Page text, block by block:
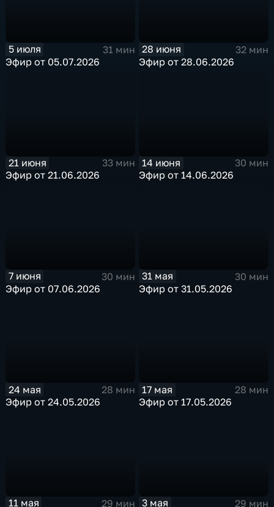
5 июля
31 мин
Эфир от 05.07.2026
28 июня
32 мин
Эфир от 28.06.2026
21 июня
33 мин
Эфир от 21.06.2026
14 июня
30 мин
Эфир от 14.06.2026
7 июня
30 мин
Эфир от 07.06.2026
31 мая
30 мин
Эфир от 31.05.2026
24 мая
28 мин
Эфир от 24.05.2026
17 мая
28 мин
Эфир от 17.05.2026
11 мая 29 мин 3 мая 29 мин